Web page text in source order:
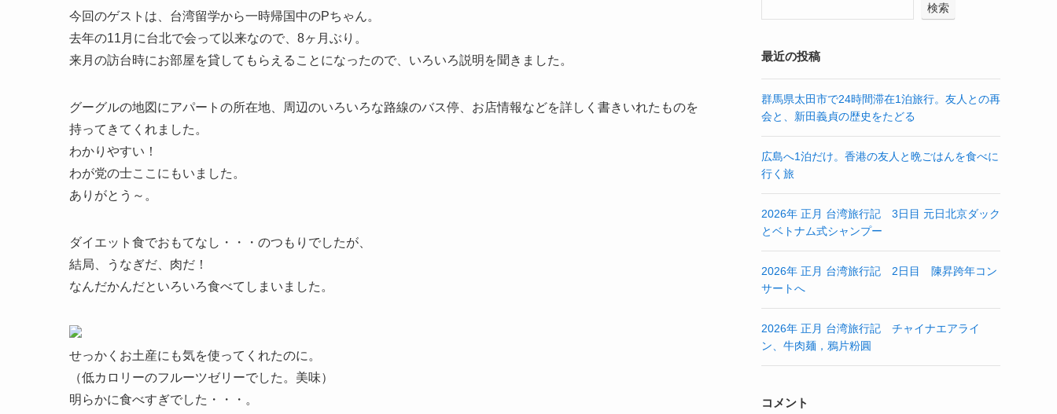
今回のゲストは、台湾留学から一時帰国中のPちゃん。
去年の11月に台北で会って以来なので、8ヶ月ぶり。
来月の訪台時にお部屋を貸してもらえることになったので、いろいろ説明を聞きました。
グーグルの地図にアパートの所在地、周辺のいろいろな路線のバス停、お店情報などを詳しく書きいれたものを
持ってきてくれました。
わかりやすい！
わが党の士ここにもいました。
ありがとう～。
ダイエット食でおもてなし・・・のつもりでしたが、
結局、うなぎだ、肉だ！
なんだかんだといろいろ食べてしまいました。
せっかくお土産にも気を使ってくれたのに。
（低カロリーのフルーツゼリーでした。美味）
明らかに食べすぎでした・・・。
検索
最近の投稿
群馬県太田市で24時間滞在1泊旅行。友人との再
会と、新田義貞の歴史をたどる
広島へ1泊だけ。香港の友人と晩ごはんを食べに
行く旅
2026年 正月 台湾旅行記 3日目 元日北京ダック
とベトナム式シャンプー
2026年 正月 台湾旅行記 2日目 陳昇跨年コン
サートへ
2026年 正月 台湾旅行記 チャイナエアライ
ン、牛肉麺，鴉片粉圓
コメント